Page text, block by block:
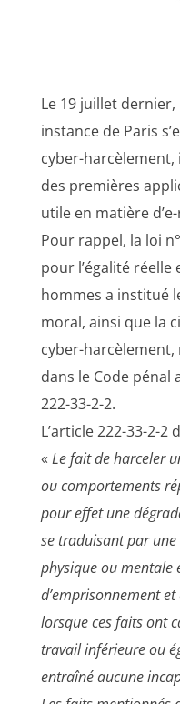
Le 19 juillet
instance de Paris
cyber-harcèlement,
des premières
utile en matière
Pour rappel, la loi
pour l’égalité réelle
hommes a institué
moral, ainsi que la
cyber-
dans le Code pénal
222-33-2-2.
L’article 222-33-2-
« Le fait de harceler
ou comportements
pour effet une
se traduisant par
physique ou mentale
d’emprisonnement
lorsque ces faits ont
travail inférieure ou
entraîné aucune